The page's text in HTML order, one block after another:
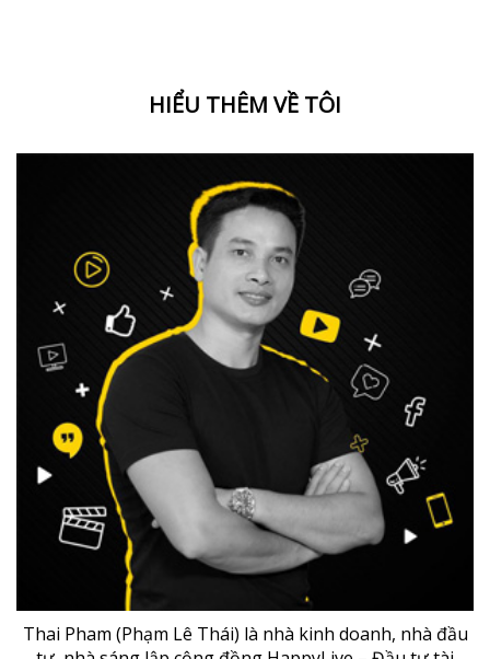
HIỂU THÊM VỀ TÔI
Thai Pham (Phạm Lê Thái) là nhà kinh doanh, nhà đầu